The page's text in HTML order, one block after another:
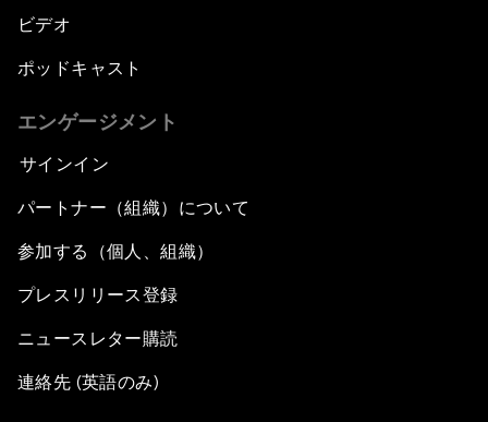
ビデオ
ポッドキャスト
エンゲージメント
サインイン
パートナー（組織）について
参加する（個人、組織）
プレスリリース登録
ニュースレター購読
連絡先 (英語のみ)